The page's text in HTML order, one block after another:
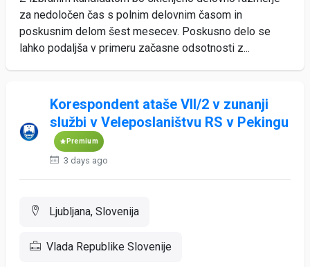
za nedoločen čas s polnim delovnim časom in
poskusnim delom šest mesecev. Poskusno delo se
lahko podaljša v primeru začasne odsotnosti z...
Korespondent ataše VII/2 v zunanji
službi v Veleposlaništvu RS v Pekingu
Premium
3 days ago
Ljubljana, Slovenija
Vlada Republike Slovenije